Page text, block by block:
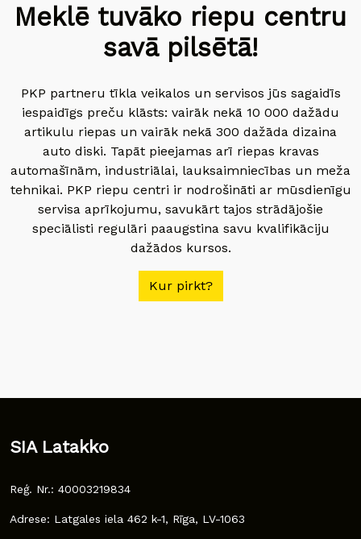
Meklē tuvāko riepu centru
savā pilsētā!
PKP partneru tīkla veikalos un servisos jūs sagaidīs
iespaidīgs preču klāsts: vairāk nekā 10 000 dažādu
artikulu riepas un vairāk nekā 300 dažāda dizaina
auto diski. Tapāt pieejamas arī riepas kravas
automašīnām, industriālai, lauksaimniecības un meža
tehnikai. PKP riepu centri ir nodrošināti ar mūsdienīgu
servisa aprīkojumu, savukārt tajos strādājošie
speciālisti regulāri paaugstina savu kvalifikāciju
dažādos kursos.
Kur pirkt?
SIA Latakko
Reģ. Nr.: 40003219834
Adrese: Latgales iela 462 k-1, Rīga, LV-1063